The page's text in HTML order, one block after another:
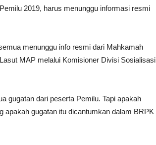
2019, harus menunggu informasi resmi
menunggu info resmi dari Mahkamah
MAP melalui Komisioner Divisi Sosialisasi
gugatan dari peserta Pemilu. Tapi apakah
apakah gugatan itu dicantumkan dalam BRPK